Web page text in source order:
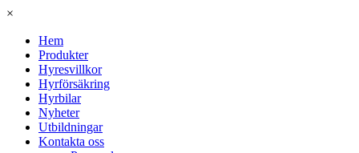
×
Hem
Produkter
Hyresvillkor
Hyrförsäkring
Hyrbilar
Nyheter
Utbildningar
Kontakta oss